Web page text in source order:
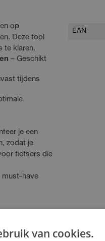
op
Deze tool
te klaren.
– Geschikt
tijdens
je een
zodat je
fietsers die
must-have
EAN
van cookies.